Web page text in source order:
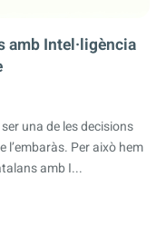
amb Intel·ligència
una de les decisions
l’embaràs. Per això hem
amb I...